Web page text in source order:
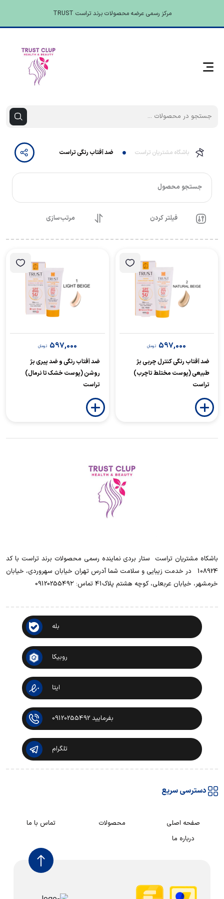
مرکز رسمی عرضه محصولات برند تراست TRUST
باشگاه مشتریان تراست ضد آفتاب رنگی تراست
جستجو محصول
فیلتر کردن مرتب‌سازی
597,000 تومان
ضد آفتاب رنگی کنترل چربی بژ
طبیعی (پوست مختلط تاچرب)
تراست
597,000 تومان
ضد آفتاب رنگی و ضد پیری بژ
روشن (پوست خشک تا نرمال)
تراست
باشکاه مشتریان تراست ‌ ‌ستار بردی نماینده رسمی محصولات برند تراست با کد
108924 ‌ ‌ در خدمت زیبایی و سلامت شما آدرس تهران خیابان سهروردی، خیابان
خرمشهر، خیابان عربعلی، کوچه هشتم پلاک41 تماس: 0912025549۲
بله
روبیکا
ایتا
بفرمایید 09120255492
تلگرام
دسترسی سریع
صفحه اصلی محصولات
تماس با ما
درباره ما